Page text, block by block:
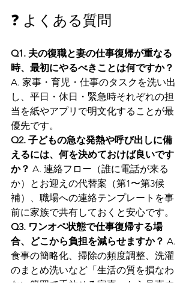
❓ よくある質問
Q1. 夫の復職と妻の仕事復帰が重なる
時、最初にやるべきことは何ですか？
A. 家事・育児・仕事のタスクを洗い出
し、平日・休日・緊急時それぞれの担
当を紙やアプリで明文化することが最
優先です。
Q2. 子どもの急な発熱や呼び出しに備
えるには、何を決めておけば良いです
か？ A. 連絡フロー（誰に電話が来る
か）とお迎えの代替案（第1〜第3候
補）、職場への連絡テンプレートを事
前に家族で共有しておくと安心です。
Q3. ワンオペ状態で仕事復帰する場
合、どこから負担を減らせますか？ A.
食事の簡略化、掃除の頻度調整、洗濯
のまとめ洗いなど「生活の質を損なわ